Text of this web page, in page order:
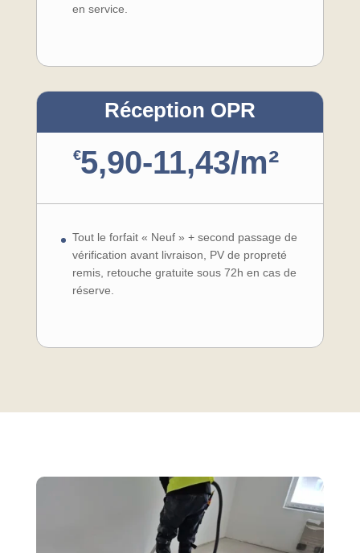
en service.
Réception OPR
€5,90-11,43/m²
Tout le forfait « Neuf » + second passage de
vérification avant livraison, PV de propreté
remis, retouche gratuite sous 72h en cas de
réserve.